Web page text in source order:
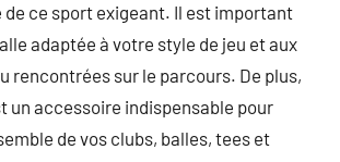
de ce sport exigeant. Il est important
adaptée à votre style de jeu et aux
rencontrées sur le parcours. De plus,
un accessoire indispensable pour
de vos clubs, balles, tees et